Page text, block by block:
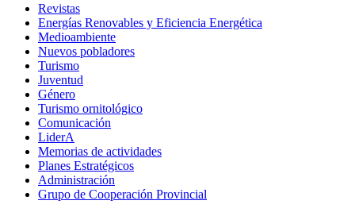
Revistas
Energías Renovables y Eficiencia Energética
Medioambiente
Nuevos pobladores
Turismo
Juventud
Género
Turismo ornitológico
Comunicación
LiderA
Memorias de actividades
Planes Estratégicos
Administración
Grupo de Cooperación Provincial